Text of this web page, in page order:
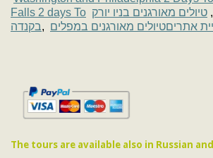
Falls 2 days To טיולים מאורגנים בניו יורק ,
בקנדה, טיולים מאורגנים במפליםאתרים
The tours are available also in Russian